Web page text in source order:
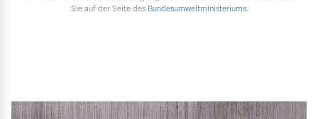
Sie auf der Seite des Bundesumweltministeriums.